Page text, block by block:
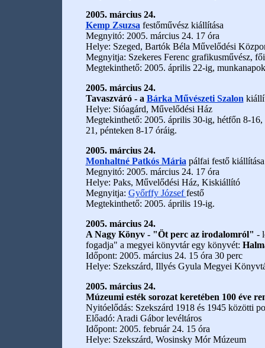
2005. március 24.
Kemp Zsuzsa festőművész kiállítása
Megnyitó: 2005. március 24. 17 óra
Helye: Szeged, Bartók Béla Művelődési
Megnyitja: Szekeres Ferenc grafikusművész,
Megtekinthető: 2005. április 22-ig,
2005. március 24.
Tavaszváró - a Bárka Művészeti Szalon
Helye: Sióagárd, Művelődési Ház
Megtekinthető: 2005. április 30-ig, hétfőn 8-
21, pénteken 8-17 óráig.
2005. március 24.
Monhaltné Patkós Mária pálfai festő kiállítása
Megnyitó: 2005. március 24. 17 óra
Helye: Paks, Művelődési Ház, Kiskiállító
Megnyitja: Győrffy Józseffestő
Megtekinthető: 2005. április 19-ig.
2005. március 24.
A Nagy Könyv - "Öt perc az irodalomról" -
fogadja" a megyei könyvtár egy könyvét:
Időpont: 2005. március 24. 15 óra 30 perc
Helye: Szekszárd, Illyés Gyula Megyei
2005. március 24.
Múzeumi esték sorozat keretében 100 éve
Nyitóelődás: Szekszárd 1918 és 1945 közötti
Előadó: Aradi Gábor levéltáros
Időpont: 2005. február 24. 15 óra
Helye: Szekszárd, Wosinsky Mór Múzeum